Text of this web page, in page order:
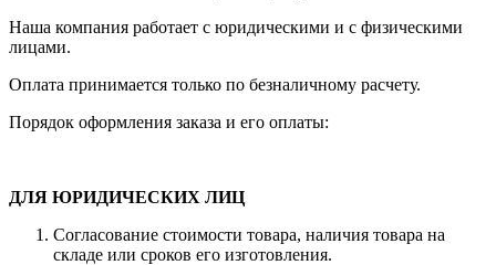
Наша компания работает с юридическими и с физическими
лицами.
Оплата принимается только по безналичному расчету.
Порядок оформления заказа и его оплаты:
ДЛЯ ЮРИДИЧЕСКИХ ЛИЦ
Согласование стоимости товара, наличия товара на
складе или сроков его изготовления.